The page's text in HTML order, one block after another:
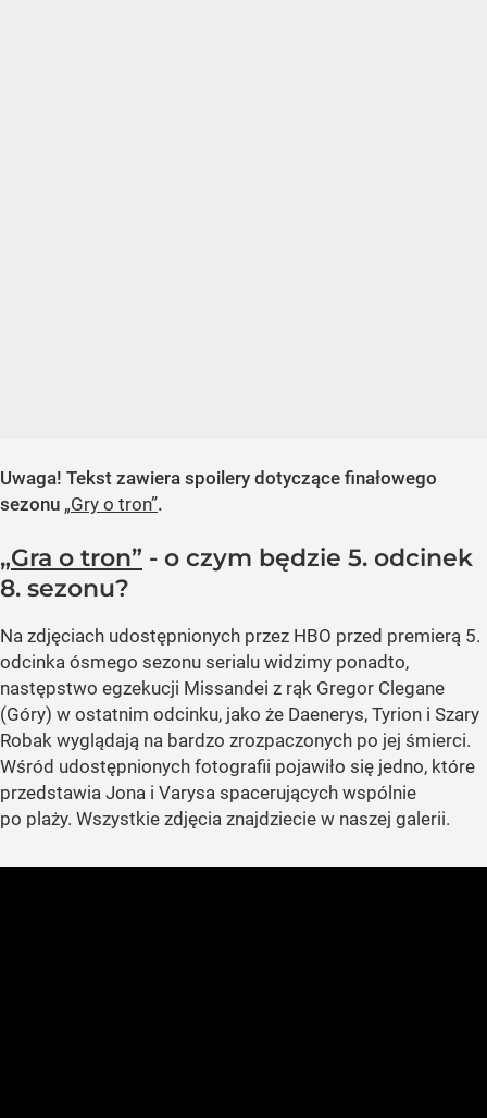
Uwaga! Tekst zawiera spoilery dotyczące finałowego
sezonu „Gry o tron”.
„Gra o tron” - o czym będzie 5. odcinek
8. sezonu?
Na zdjęciach udostępnionych przez HBO przed premierą 5.
odcinka ósmego sezonu serialu widzimy ponadto,
następstwo egzekucji Missandei z rąk Gregor Clegane
(Góry) w ostatnim odcinku, jako że Daenerys, Tyrion i Szary
Robak wyglądają na bardzo zrozpaczonych po jej śmierci.
Wśród udostępnionych fotografii pojawiło się jedno, które
przedstawia Jona i Varysa spacerujących wspólnie
po plaży. Wszystkie zdjęcia znajdziecie w naszej galerii.